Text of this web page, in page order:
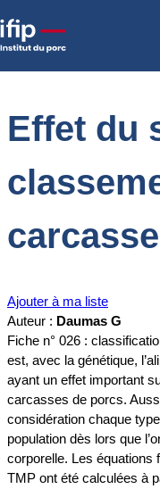
Accueil
carcasses
Effet du
Ajouter à ma liste
Auteur : Daumas G
Fiche n° 026 :
est, avec la génétique,
ayant un effet important
carcasses de porcs.
considération chaque
population dès lors que
corporelle. Les équations
TMP ont été calculées à